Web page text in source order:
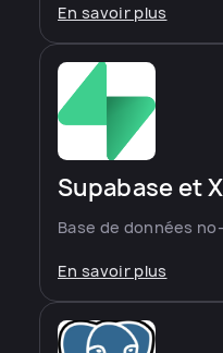
En savoir plus
Supabase et
Base de données
En savoir plus